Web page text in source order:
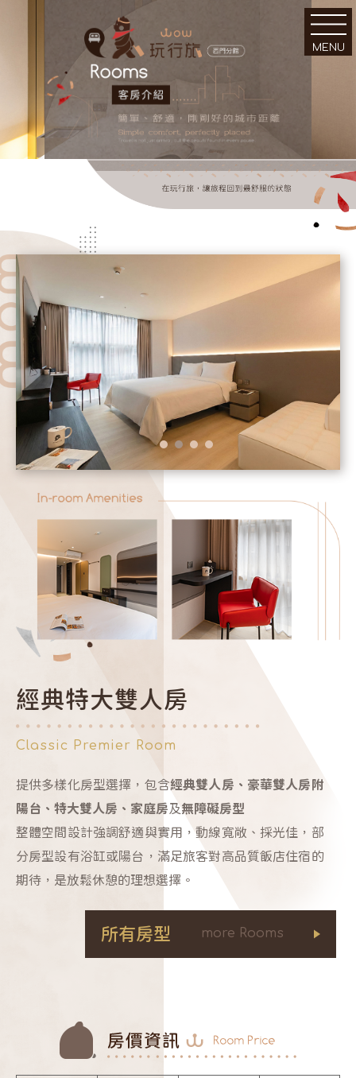
MENU
｜關於｜ ｜環境｜
Facilities
｜客房｜
Rooms
｜新訊｜
News
｜須知｜
Notice
｜位置｜
Location
｜景點｜
Scenery
｜首頁｜
Home
｜台北分館｜
wowhappy-taipei
｜大安分館｜
wowhappy-daan
經典特大雙人房
Classic Premier Room
提供多樣化房型選擇，包含經典雙人房、豪華雙人房附
陽台、特大雙人房、家庭房及無障礙房型
整體空間設計強調舒適與實用，動線寬敞、採光佳，部
分房型設有浴缸或陽台，滿足旅客對高品質飯店住宿的
期待，是放鬆休憩的理想選擇。
所有房型 more Rooms